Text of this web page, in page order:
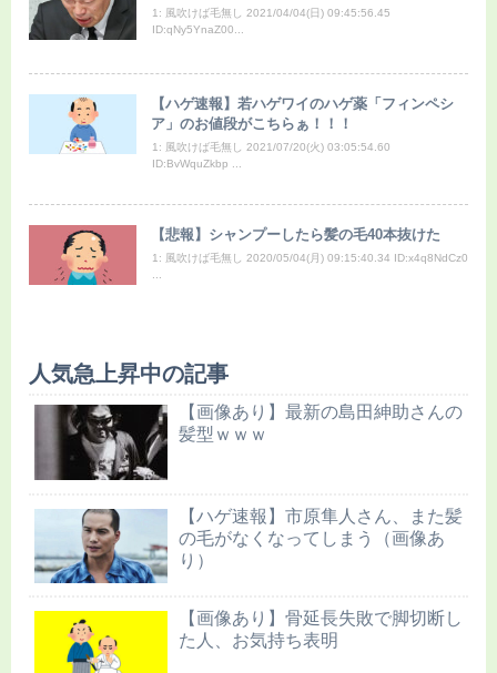
1: 風吹けば毛無し 2021/04/04(日) 09:45:56.45
ID:qNy5YnaZ00...
【ハゲ速報】若ハゲワイのハゲ薬「フィンペシ
ア」のお値段がこちらぁ！！！
1: 風吹けば毛無し 2021/07/20(火) 03:05:54.60
ID:BvWquZkbp ...
【悲報】シャンプーしたら髪の毛40本抜けた
1: 風吹けば毛無し 2020/05/04(月) 09:15:40.34 ID:x4q8NdCz0
人気急上昇中の記事
【画像あり】最新の島田紳助さんの
髪型ｗｗｗ
【ハゲ速報】市原隼人さん、また髪
の毛がなくなってしまう（画像あ
り）
【画像あり】骨延長失敗で脚切断し
た人、お気持ち表明